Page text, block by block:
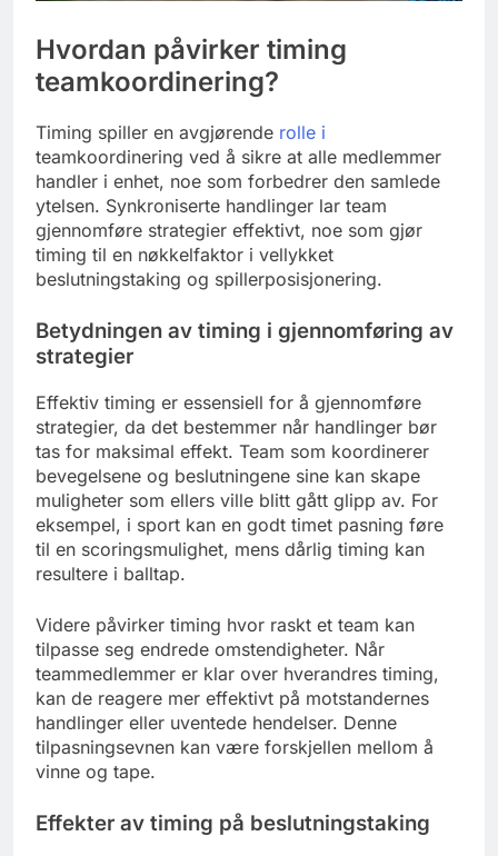
Hvordan påvirker timing
teamkoordinering?
Timing spiller en avgjørende rolle i
teamkoordinering ved å sikre at alle medlemmer
handler i enhet, noe som forbedrer den samlede
ytelsen. Synkroniserte handlinger lar team
gjennomføre strategier effektivt, noe som gjør
timing til en nøkkelfaktor i vellykket
beslutningstaking og spillerposisjonering.
Betydningen av timing i gjennomføring av
strategier
Effektiv timing er essensiell for å gjennomføre
strategier, da det bestemmer når handlinger bør
tas for maksimal effekt. Team som koordinerer
bevegelsene og beslutningene sine kan skape
muligheter som ellers ville blitt gått glipp av. For
eksempel, i sport kan en godt timet pasning føre
til en scoringsmulighet, mens dårlig timing kan
resultere i balltap.
Videre påvirker timing hvor raskt et team kan
tilpasse seg endrede omstendigheter. Når
teammedlemmer er klar over hverandres timing,
kan de reagere mer effektivt på motstandernes
handlinger eller uventede hendelser. Denne
tilpasningsevnen kan være forskjellen mellom å
vinne og tape.
Effekter av timing på beslutningstaking